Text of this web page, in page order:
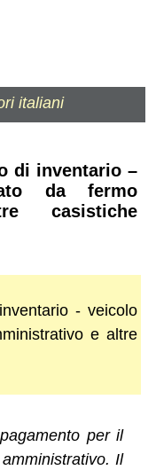
italiani
di inventario –
da fermo
casistiche
- veicolo
e altre
per il
Il